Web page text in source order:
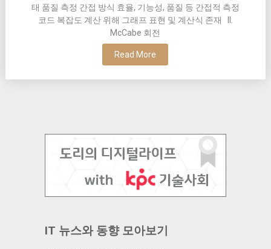
태 품질 측정 간접 방식 효율, 기능성, 품질 등 간접적 측정
코드 복잡도 계산 위해 그래프 표현 및 계산식 존재 II.
McCabe 회전
Read More
IT 뉴스와 동향 모아보기